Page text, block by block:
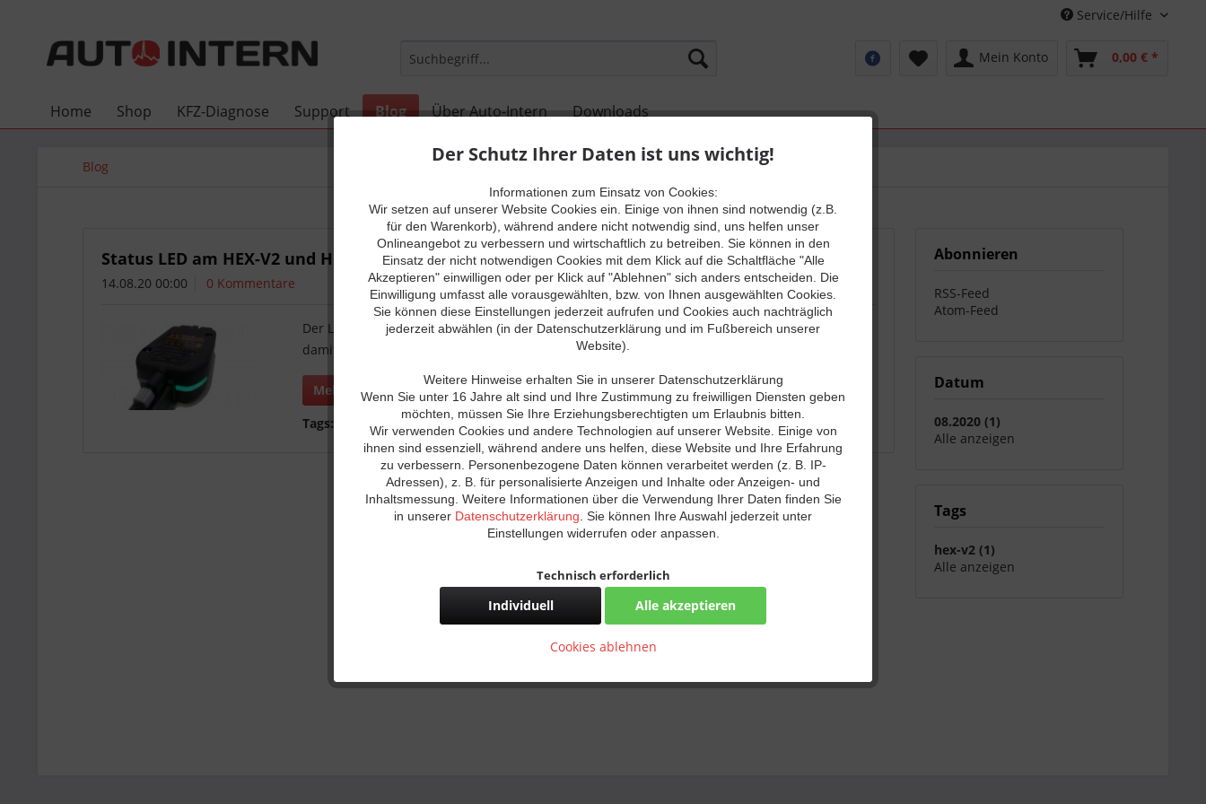
Service/Hilfe
Mein Konto 0,00 € *
Home Shop KFZ-Diagnose Support Blog Über Auto-Intern Downloads
Der Schutz Ihrer Daten ist uns wichtig!
Informationen zum Einsatz von Cookies:
Wir setzen auf unserer Website Cookies ein. Einige von ihnen sind notwendig (z.B.
für den Warenkorb), während andere nicht notwendig sind, uns helfen unser
Onlineangebot zu verbessern und wirtschaftlich zu betreiben. Sie können in den
Einsatz der nicht notwendigen Cookies mit dem Klick auf die Schaltfläche "Alle
Akzeptieren" einwilligen oder per Klick auf "Ablehnen" sich anders entscheiden. Die
Einwilligung umfasst alle vorausgewählten, bzw. von Ihnen ausgewählten Cookies.
Sie können diese Einstellungen jederzeit aufrufen und Cookies auch nachträglich
jederzeit abwählen (in der Datenschutzerklärung und im Fußbereich unserer
Website).
Weitere Hinweise erhalten Sie in unserer Datenschutzerklärung
Wenn Sie unter 16 Jahre alt sind und Ihre Zustimmung zu freiwilligen Diensten geben
möchten, müssen Sie Ihre Erziehungsberechtigten um Erlaubnis bitten.
Wir verwenden Cookies und andere Technologien auf unserer Website. Einige von
ihnen sind essenziell, während andere uns helfen, diese Website und Ihre Erfahrung
zu verbessern. Personenbezogene Daten können verarbeitet werden (z. B. IP-
Adressen), z. B. für personalisierte Anzeigen und Inhalte oder Anzeigen- und
Inhaltsmessung. Weitere Informationen über die Verwendung Ihrer Daten finden Sie
in unserer Datenschutzerklärung . Sie können Ihre Auswahl jederzeit unter
Einstellungen widerrufen oder anpassen.
Technisch erforderlich
Komfortfunktionen
Statistik & Tracking
Individuell Alle akzeptieren
Cookies ablehnen
Blog
Abonnieren
RSS-Feed
Atom-Feed
Datum
08.2020 (1)
Alle anzeigen
Tags
hex-v2 (1)
Alle anzeigen
Status LED am HEX-V2 und HEX-NET
14.08.20 00:00 0 Kommentare
Der Leitfaden dient dazu euch die Status LED der aktuellen Adapter zu erläutern und wie man
damit einzelne Probleme ableiten kann.
Mehr lesen
Tags:
net hex-v2,hex-net,status ,led,error,fehler,suche